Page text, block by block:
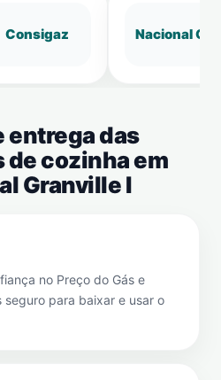
Consigaz Nacional Gás
entrega das
de cozinha em
Granville I
no Preço do Gás e
para baixar e usar o